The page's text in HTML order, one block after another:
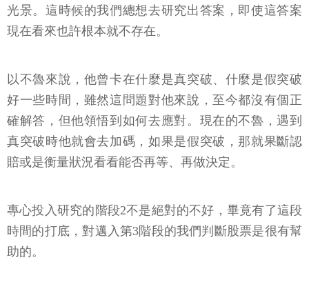
光景。這時候的我們總想去研究出答案，即使這答案
現在看來也許根本就不存在。
以不魯來說，他曾卡在什麼是真突破、什麼是假突破
好一些時間，雖然這問題對他來說，至今都沒有個正
確解答，但他領悟到如何去應對。現在的不魯，遇到
真突破時他就會去加碼，如果是假突破，那就果斷認
賠或是衡量狀況看看能否再等、再做決定。
專心投入研究的階段2不是絕對的不好，畢竟有了這段
時間的打底，對邁入第3階段的我們判斷股票是很有幫
助的。